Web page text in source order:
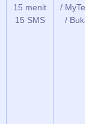
15 menit
15 SMS
/
/